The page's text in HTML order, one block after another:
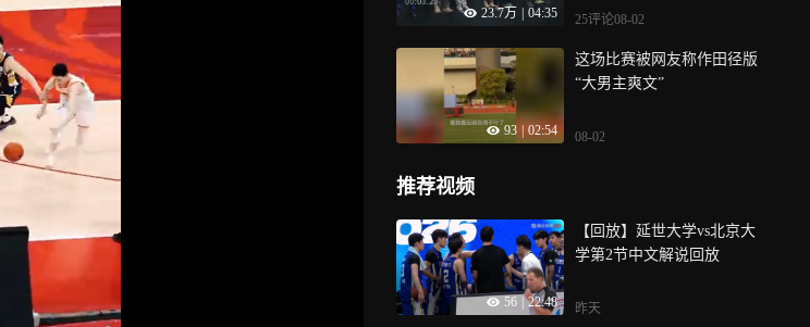
23.7万 04:35 25评论08-02
93 02:54
这场比赛被网友称作田径版
“大男主爽文”
08-02
推荐视频
56 22:48
【回放】延世大学vs北京大
学第2节中文解说回放
昨天